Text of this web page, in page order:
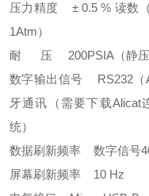
压力精度 ± 0.5 % 读数
1Atm）
耐 压 200PSIA（静压
数字输出信号 RS232（
牙通讯（需要下载Alicat
统）
数据刷新频率 数字信号
屏幕刷新频率 10 Hz